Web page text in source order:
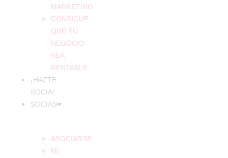
MARKETING
CONSIGUE
QUE TU
NEGOCIO
SEA
RENTABLE
¡HAZTE
SOCIA!
SOCIAS
ASOCIARSE
MI